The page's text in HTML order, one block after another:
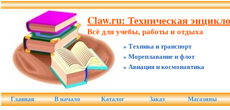
Claw.ru: Техническая
Всё для учебы, работы и отдыха
» Техника и транспорт
» Мореплавание и флот
» Авиация и космонавтика
Главная В начало Каталог Заказ Магазины